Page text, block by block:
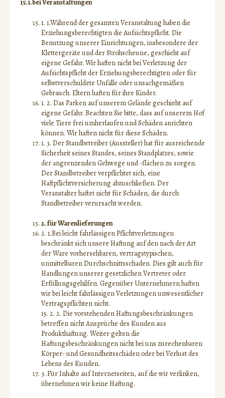
15.1.bei Veranstaltungen
1. 1.Während der gesamten Veranstaltung haben die
Erziehungsberechtigten die Aufsichtspflicht. Die
Benutzung unserer Einrichtungen, insbesondere der
Klettergeräte und der Strohscheune, geschieht auf
eigene Gefahr. Wir haften nicht bei Verletzung der
Aufsichtspflicht der Erziehungsberechtigten oder für
selbstverschuldete Unfälle oder unsachgemäßen
Gebrauch. Eltern haften für ihre Kinder.
1. 2. Das Parken auf unserem Gelände geschieht auf
eigene Gefahr. Beachten Sie bitte, dass auf unserem Hof
viele Tiere frei umherlaufen und Schäden anrichten
können. Wir haften nicht für diese Schäden.
1. 3. Der Standbetreiber (Aussteller) hat für ausreichende
Sicherheit seines Standes, seines Standplatzes, sowie
der angrenzenden Gehwege und -flächen zu sorgen.
Der Standbetreiber verpflichtet sich, eine
Haftpflichtversicherung abzuschließen. Der
Veranstalter haftet nicht für Schäden, die durch
Standbetreiber verursacht werden.
2. für Warenlieferungen
2. 1.Bei leicht fahrlässigen Pflichtverletzungen
beschränkt sich unsere Haftung auf den nach der Art
der Ware vorhersehbaren, vertragstypischen,
unmittelbaren Durchschnittsschaden. Dies gilt auch für
Handlungen unserer gesetzlichen Vertreter oder
Erfüllungsgehilfen. Gegenüber Unternehmern haften
wir bei leicht fahrlässigen Verletzungen unwesentlicher
Vertragspflichten nicht.
15. 2. 2. Die vorstehenden Haftungsbeschränkungen
betreffen nicht Ansprüche des Kunden aus
Produkthaftung. Weiter gelten die
Haftungsbeschränkungen nicht bei uns zurechenbaren
Körper- und Gesundheitsschäden oder bei Verlust des
Lebens des Kunden.
3. Für Inhalte auf Internetseiten, auf die wir verlinken,
übernehmen wir keine Haftung.